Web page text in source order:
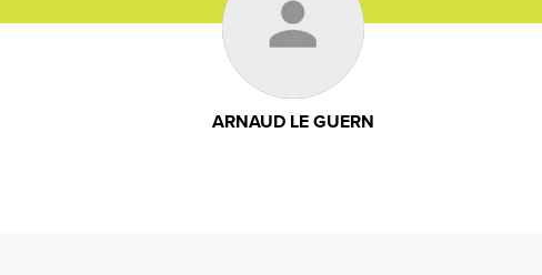
ARNAUD LE GUERN